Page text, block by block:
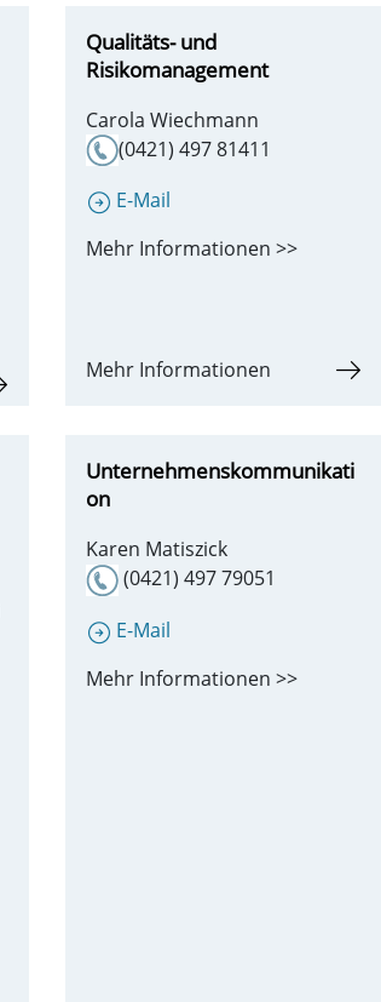
Qualitäts- und
Risikomanagement
Carola Wiechmann
(0421) 497 81411
E-Mail
Mehr Informationen >>
Mehr Informationen
Unternehmenskommunikati
on
Karen Matiszick
(0421) 497 79051
E-Mail
Mehr Informationen >>